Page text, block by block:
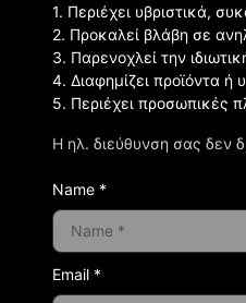
Η ηλ. διεύθυνση σας δεν
1. Περιέχει υβριστικά,
2. Προκαλεί βλάβη σε
3. Παρενοχλεί την
4. Διαφημίζει προϊόντα ή
5. Περιέχει προσωπικές
Name *
Email *